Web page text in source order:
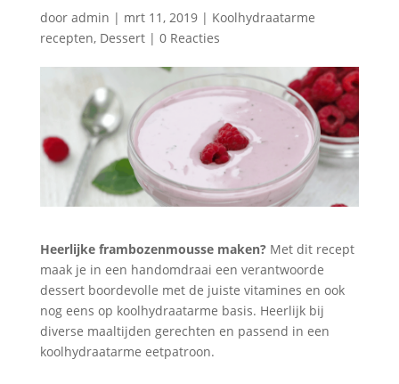
door admin | mrt 11, 2019| Koolhydraatarme
recepten, Dessert| 0 Reacties
Heerlijke frambozenmousse maken?Met dit recept
maak je in een handomdraai een verantwoorde
dessert boordevolle met de juiste vitamines en ook
nog eens op koolhydraatarme basis. Heerlijk bij
diverse maaltijden gerechten en passend in een
koolhydraatarme eetpatroon.